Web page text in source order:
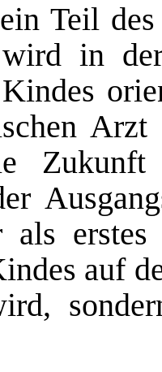
Teil
in
Zukunft
erstes
auf